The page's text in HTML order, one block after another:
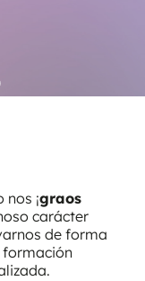
más
, para
¡graos
carácter
de forma